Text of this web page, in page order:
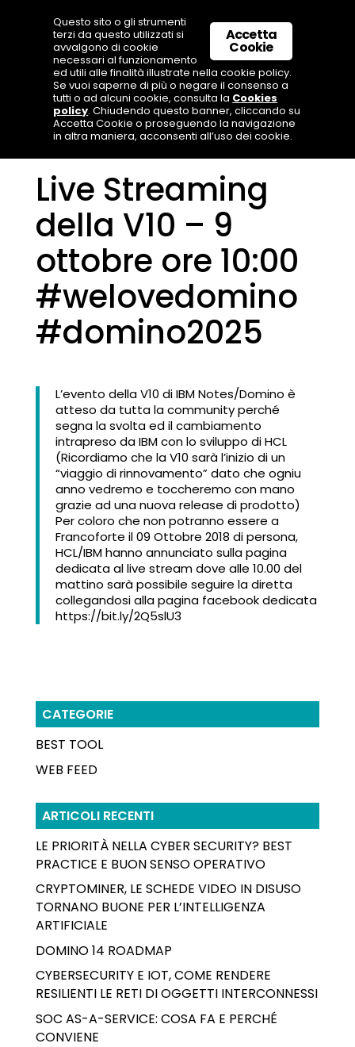
Live Streaming
della V10 – 9
ottobre ore 10:00
#welovedomino
#domino2025
L’evento della V10 di IBM Notes/Domino è
atteso da tutta la community perché
segna la svolta ed il cambiamento
intrapreso da IBM con lo sviluppo di HCL
(Ricordiamo che la V10 sarà l’inizio di un
“viaggio di rinnovamento” dato che ogniu
anno vedremo e toccheremo con mano
grazie ad una nuova release di prodotto)
Per coloro che non potranno essere a
Francoforte il 09 Ottobre 2018 di persona,
HCL/IBM hanno annunciato sulla pagina
dedicata al live stream dove alle 10.00 del
mattino sarà possibile seguire la diretta
collegandosi alla pagina facebook dedicata
https://bit.ly/2Q5slU3
CATEGORIE
BEST TOOL
WEB FEED
ARTICOLI RECENTI
LE PRIORITÀ NELLA CYBER SECURITY? BEST
PRACTICE E BUON SENSO OPERATIVO
CRYPTOMINER, LE SCHEDE VIDEO IN DISUSO
TORNANO BUONE PER L’INTELLIGENZA
ARTIFICIALE
DOMINO 14 ROADMAP
CYBERSECURITY E IOT, COME RENDERE
RESILIENTI LE RETI DI OGGETTI INTERCONNESSI
SOC AS-A-SERVICE: COSA FA E PERCHÉ
CONVIENE
Accetta
Cookie
Questo sito o gli strumenti
terzi da questo utilizzati si
avvalgono di cookie
necessari al funzionamento
ed utili alle finalità illustrate nella cookie policy.
Se vuoi saperne di più o negare il consenso a
tutti o ad alcuni cookie, consulta la Cookies
policy. Chiudendo questo banner, cliccando su
Accetta Cookie o proseguendo la navigazione
in altra maniera, acconsenti all’uso dei cookie.